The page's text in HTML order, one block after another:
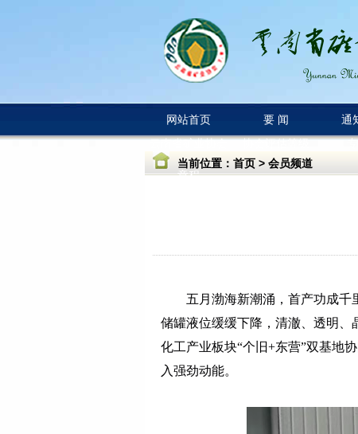
网站首页 要 闻 通
云南省矿业协会
章程
协会评估等级
当前位置： 首页 > 会员频道
五月渤海新潮涌，首产功成千
储罐液位缓缓下降，清澈、透明、
化工产业板块“个旧+东营”双基地
入强劲动能。